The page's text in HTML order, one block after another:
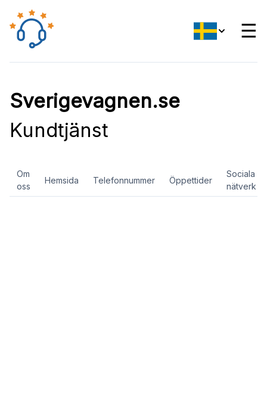
☰
Sverigevagnen.se
Kundtjänst
Om
oss
Hemsida Telefonnummer Öppettider
Sociala
nätverk